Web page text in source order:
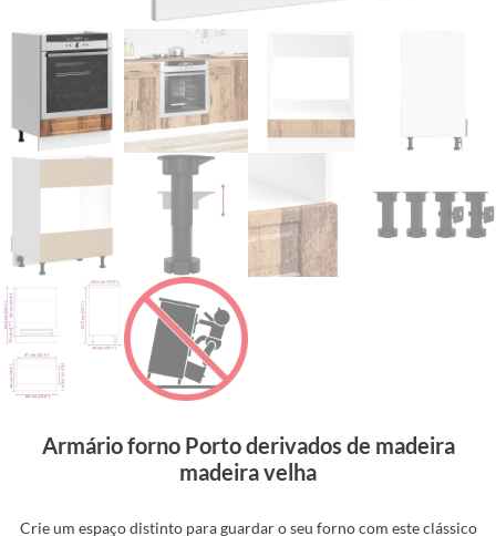
Armário forno Porto derivados de madeira
madeira velha
Crie um espaço distinto para guardar o seu forno com este clássico